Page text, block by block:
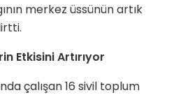
merkez üssünün artık
Etkisini Artırıyor
çalışan 16 sivil toplum